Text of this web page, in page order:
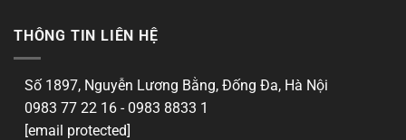
THÔNG TIN LIÊN HỆ
Số 1897, Nguyễn Lương Bằng, Đống Đa, Hà Nội
0983 77 22 16 - 0983 8833 1
[email protected]